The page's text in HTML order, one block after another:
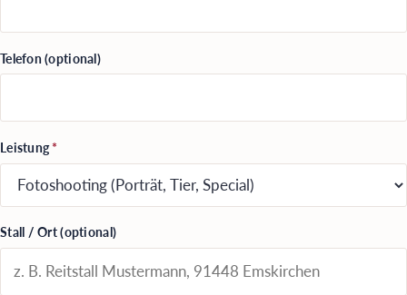
Telefon (optional)
Leistung*
Stall / Ort (optional)